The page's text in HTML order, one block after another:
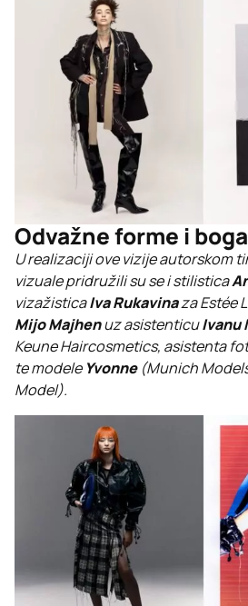
Odvažne forme i
U realizaciji ove vizije autorskom
vizuale pridružili su se i stilistica
vizažisticaIva Rukavinaza Estée
Mijo Majhenuz asistenticuIvanu
Keune Haircosmetics, asistenta
te modele Yvonne(Munich
Model).